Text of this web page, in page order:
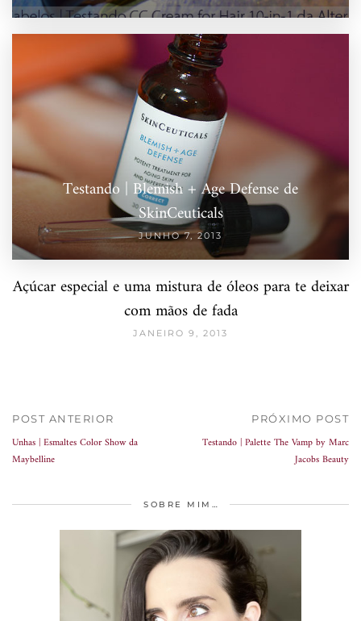
Testando | Blemish + Age Defense de
SkinCeuticals
JUNHO 7, 2013
Açúcar especial e uma mistura de óleos para te deixar
com mãos de fada
JANEIRO 9, 2013
POST ANTERIOR
Unhas | Esmaltes Color Show da
Maybelline
PRÓXIMO POST
Testando | Palette The Vamp by Marc
Jacobs Beauty
SOBRE MIM…